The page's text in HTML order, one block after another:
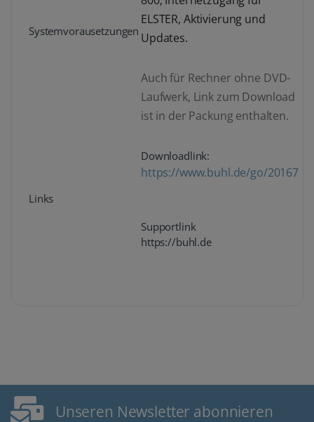
Systemvorausetzungen
ELSTER, Aktivierung und
Updates.
Auch für Rechner ohne DVD-
Laufwerk, Link zum Download
ist in der Packung enthalten.
Links
Downloadlink:
https://www.buhl.de/go/20167
Supportlink
https://buhl.de
Unseren Newsletter abonnieren